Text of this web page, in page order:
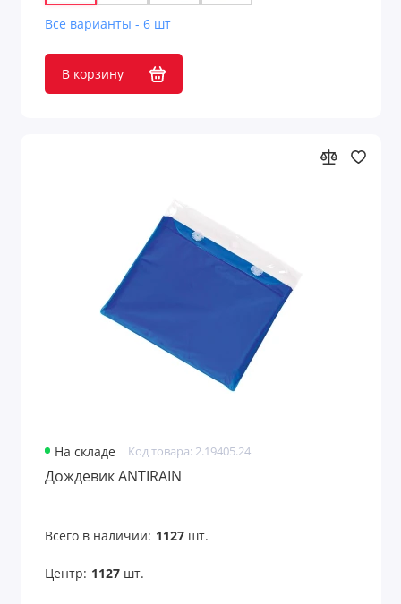
Все варианты - 6 шт
В корзину
На складе Код товара: 2.19405.24
Дождевик ANTIRAIN
Всего в наличии: 1127шт.
Центр: 1127шт.